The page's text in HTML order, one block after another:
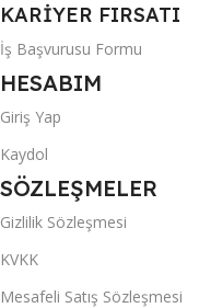
KARİYER FIRSATI
İş Başvurusu Formu
HESABIM
Giriş Yap
Kaydol
SÖZLEŞMELER
Gizlilik Sözleşmesi
KVKK
Mesafeli Satış Sözleşmesi